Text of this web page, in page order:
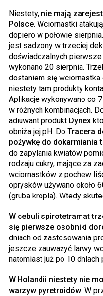
Niestety, nie mają
Polsce. Wciornastki
dopiero w połowie
jest sadzony w trzeciej
doświadczalnych
wykonano 20 sierpnia.
dostaniem się
niestety tam produkty
Aplikacje wykonywano co
w różnych kombinacjach.
adiuwant produkt Dynex
obniża jej pH. Do Tracera
pożywkę do dokarmiania
do zapylania kwiatów
rodzaju cukry, mające za
wciornastków z pochew
oprysków używano około
(gruba kropla). Wtedy
W cebuli spirotetramat
się pierwsze osobniki
dniach od zastosowania
jeszcze zauważyć larwy
natomiast już po 10 dniach
W Holandii niestety nie
warzyw pyretroidów. W